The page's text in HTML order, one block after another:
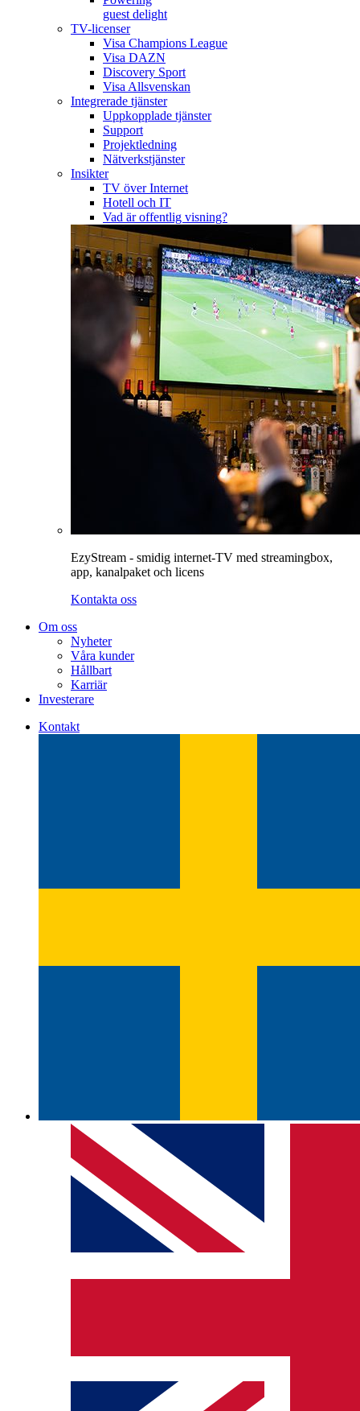
guest delight
TV-licenser
Visa Champions League
Visa DAZN
Discovery Sport
Visa Allsvenskan
Integrerade tjänster
Uppkopplade tjänster
Support
Projektledning
Nätverkstjänster
Insikter
TV över Internet
Hotell och IT
Vad är offentlig visning?
EzyStream - smidig internet-TV med streamingbox,
app, kanalpaket och licens
Kontakta oss
Om oss
Nyheter
Våra kunder
Hållbart
Karriär
Investerare
Kontakt